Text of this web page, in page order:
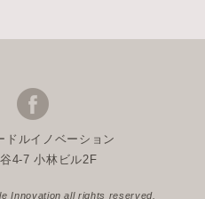
ドルイノベーション
4-7 小林ビル2F
Innovation all rights reserved.